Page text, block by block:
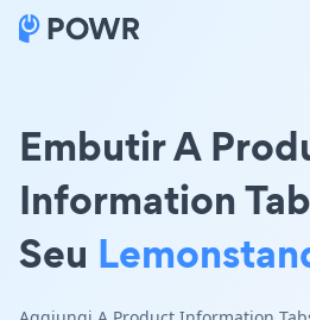
Embutir A
Information
Seu